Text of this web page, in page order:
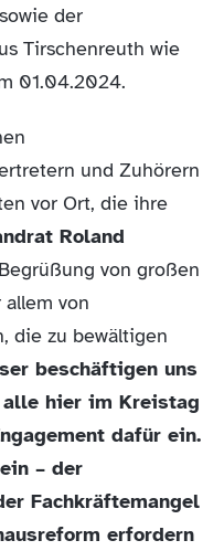
der
Tirschenreuth wie
01.04.2024.
und Zuhörern
vor Ort, die ihre
Roland
von großen
von
die zu bewältigen
beschäftigen uns
hier im Kreistag
dafür ein.
– der
Fachkräftemangel
erfordern